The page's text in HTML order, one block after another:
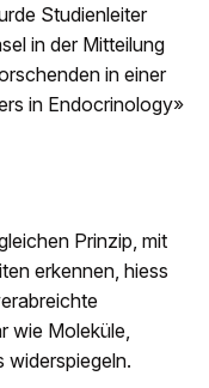
Studienleiter
in der Mitteilung
in einer
in Endocrinology»
Prinzip, mit
erkennen, hiess
wie Moleküle,
widerspiegeln.